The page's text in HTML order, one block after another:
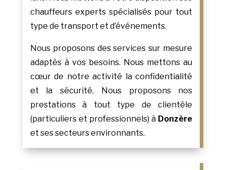
chauffeurs experts spécialisés pour tout
type de transport et d’événements.
Nous proposons des services sur mesure
adaptés à vos besoins. Nous mettons au
cœur de notre activité la confidentialité
et la sécurité. Nous proposons nos
prestations à tout type de clientèle
(particuliers et professionnels) à Donzère
et ses secteurs environnants.